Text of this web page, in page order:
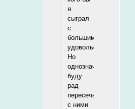
я
сыграл
с
большим
удовольствием.
Но
однозначно
буду
рад
пересечься
с ними